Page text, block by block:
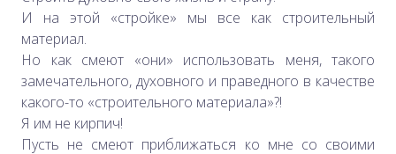
И на этой «стройке» мы все как строительный
материал.
Но как смеют «они» использовать меня, такого
замечательного, духовного и праведного в качестве
какого-то «строительного материала»?!
Я им не кирпич!
Пусть не смеют приближаться ко мне со своими